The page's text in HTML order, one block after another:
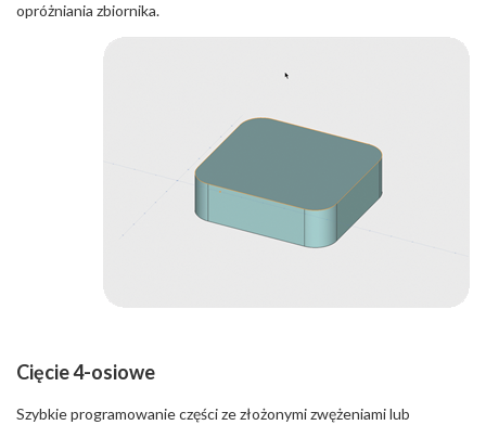
opróżniania zbiornika.
Cięcie 4-osiowe
Szybkie programowanie części ze złożonymi zwężeniami lub